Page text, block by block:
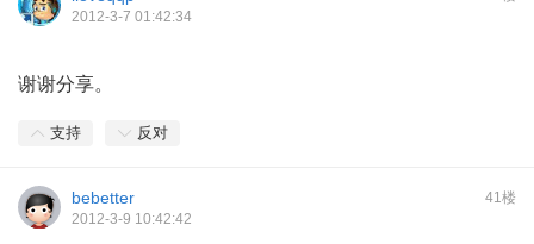
2012-3-7 01:42:34
谢谢分享。
支持 反对
41楼
bebetter
2012-3-9 10:42:42